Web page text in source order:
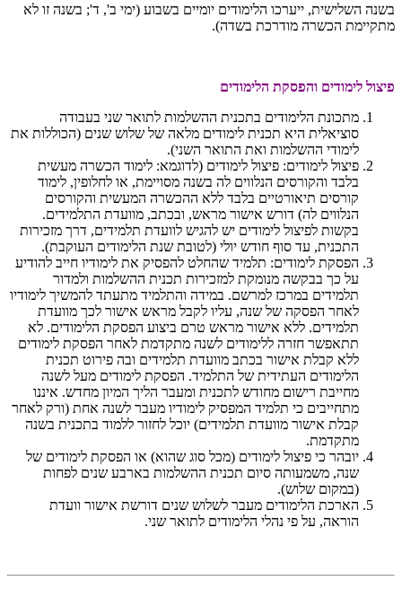
בשנה השלישית, ייערכו הלימודים יומיים בשבוע (ימי ב', ד'; בשנה זו לא
מתקיימת הכשרה מודרכת בשדה).
פיצול לימודים והפסקת הלימודים
מתכונת הלימודים בתכנית ההשלמות לתואר שני בעבודה
סוציאלית היא תכנית לימודים מלאה של שלוש שנים (הכוללות את
לימודי ההשלמות ואת התואר השני).
פיצול לימודים: פיצול לימודים (לדוגמא: לימוד הכשרה מעשית
בלבד והקורסים הנלווים לה בשנה מסויימת, או לחלופין, לימוד
קורסים תיאורטיים בלבד ללא ההכשרה המעשית והקורסים
הנלווים לה) דורש אישור מראש, ובכתב, מוועדת התלמידים.
בקשות לפיצול לימודים יש להגיש לוועדת תלמידים, דרך מזכירות
התכנית, עד סוף חודש יולי (לטובת שנת הלימודים העוקבת).
הפסקת לימודים: תלמיד שהחלט להפסיק את לימודיו חייב להודיע
על כך בבקשה מנומקת למזכירות תכנית ההשלמות ולמדור
תלמידים במרכז למרשם. במידה והתלמיד מתעתד להמשיך לימודיו
לאחר הפסקה של שנה, עליו לקבל מראש אישור לכך מוועדת
תלמידים. ללא אישור מראש טרם ביצוע הפסקת הלימודים. לא
תתאפשר חזרה ללימודים לשנה מתקדמת לאחר הפסקת לימודים
ללא קבלת אישור בכתב מוועדת תלמידים ובה פירוט תכנית
הלימודים העתידית של התלמיד. הפסקת לימודים מעל לשנה
מחייבת רישום מחודש לתכנית ומעבר הליך המיון מחדש. איננו
מתחייבים כי תלמיד המפסיק לימודיו מעבר לשנה אחת (ורק לאחר
קבלת אישור מוועדת תלמידים) יוכל לחזור ללמוד בתכנית בשנה
מתקדמת.
יובהר כי פיצול לימודים (מכל סוג שהוא) או הפסקת לימודים של
שנה, משמעותה סיום תכנית ההשלמות בארבע שנים לפחות
(במקום שלוש).
הארכת הלימודים מעבר לשלוש שנים דורשת אישור וועדת
הוראה, על פי נהלי הלימודים לתואר שני.